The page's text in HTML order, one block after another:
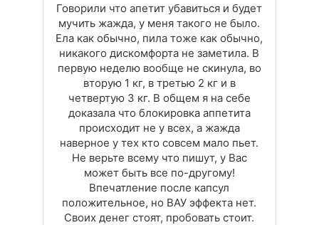
Говорили что апетит убавиться и будет
мучить жажда, у меня такого не было.
Ела как обычно, пила тоже как обычно,
никакого дискомфорта не заметила. В
первую неделю вообще не скинула, во
вторую 1 кг, в третью 2 кг и в
четвертую 3 кг. В общем я на себе
доказала что блокировка аппетита
происходит не у всех, а жажда
наверное у тех кто совсем мало пьет.
Не верьте всему что пишут, у Вас
может быть все по-другому!
Впечатление после капсул
положительное, но ВАУ эффекта нет.
Своих денег стоят, пробовать стоит.